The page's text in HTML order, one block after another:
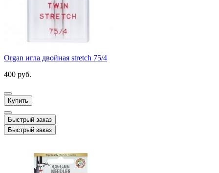
Organ игла двойная stretch 75/4
400 руб.
Купить
Быстрый заказ
Быстрый заказ